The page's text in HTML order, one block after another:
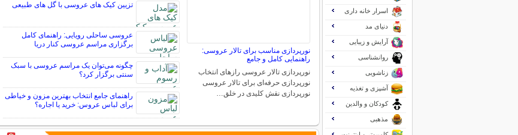
نورپردازی مناسب برای تالار عروسی:
راهنمایی کامل و جامع
نورپردازی تالار عروسی رازهای انتخاب
نورپردازی حرفه‌ای برای تالار عروسی
نورپردازی نقش کلیدی در خلق…
تزیین کیک های عروسی با گل های طبیعی
عروسی ساحلی رویایی: راهنمای کامل
برگزاری مراسم عروسی کنار دریا
چگونه می‌توان یک مراسم عروسی با سبک
سنتی برگزار کرد؟
راهنمای جامع انتخاب بهترین مزون و خیاطی
برای لباس عروس: خرید یا اجاره؟
اسرار خانه داری
دنیای مد
آرایش و زیبایی
روانشناسی
زناشویی
آشپزی و تغذیه
کودکان و والدین
مذهبی